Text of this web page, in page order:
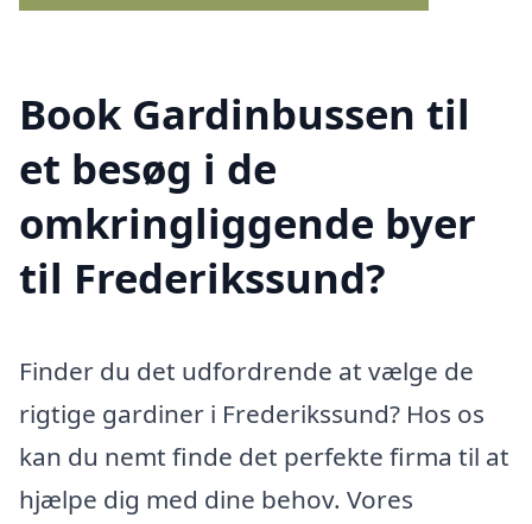
Book Gardinbussen til
et besøg i de
omkringliggende byer
til Frederikssund?
Finder du det udfordrende at vælge de
rigtige gardiner i Frederikssund? Hos os
kan du nemt finde det perfekte firma til at
hjælpe dig med dine behov. Vores